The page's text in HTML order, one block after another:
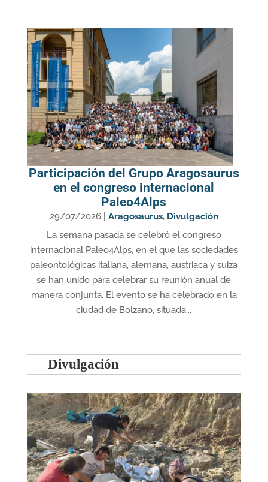
Participación del Grupo Aragosaurus
en el congreso internacional
Paleo4Alps
29/07/2026| Aragosaurus, Divulgación
La semana pasada se celebró el congreso
internacional Paleo4Alps, en el que las sociedades
paleontológicas italiana, alemana, austriaca y suiza
se han unido para celebrar su reunión anual de
manera conjunta. El evento se ha celebrado en la
ciudad de Bolzano, situada...
Divulgación